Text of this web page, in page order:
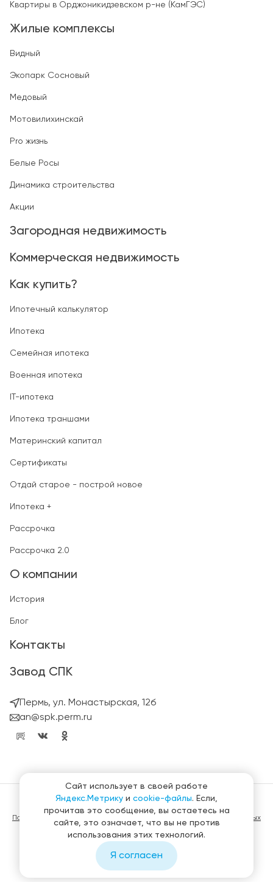
Квартиры в Орджоникидзевском р-не (КамГЭС)
Жилые комплексы
Видный
Экопарк Сосновый
Медовый
Мотовилихинскай
Pro жизнь
Белые Росы
Динамика строительства
Акции
Загородная недвижимость
Коммерческая недвижимость
Как купить?
Ипотечный калькулятор
Ипотека
Семейная ипотека
Военная ипотека
IT-ипотека
Ипотека траншами
Материнский капитал
Сертификаты
Отдай старое - построй новое
Ипотека +
Рассрочка
Рассрочка 2.0
О компании
История
Блог
Контакты
Завод СПК
Пермь, ул. Монастырская, 12б
an@spk.perm.ru
© ГК СтройПанельКомплект 2023 – 2026
Политика конфиденциальности в отношении обработки персональных
данных
Материалы, представленные на сайте не являются публичной
Создание и продвижение сайтов
Сайт использует в своей работе
Яндекс.Метрику и cookie-файлы. Если,
прочитав это сообщение, вы остаетесь на
сайте, это означает, что вы не против
использования этих технологий.
Я согласен